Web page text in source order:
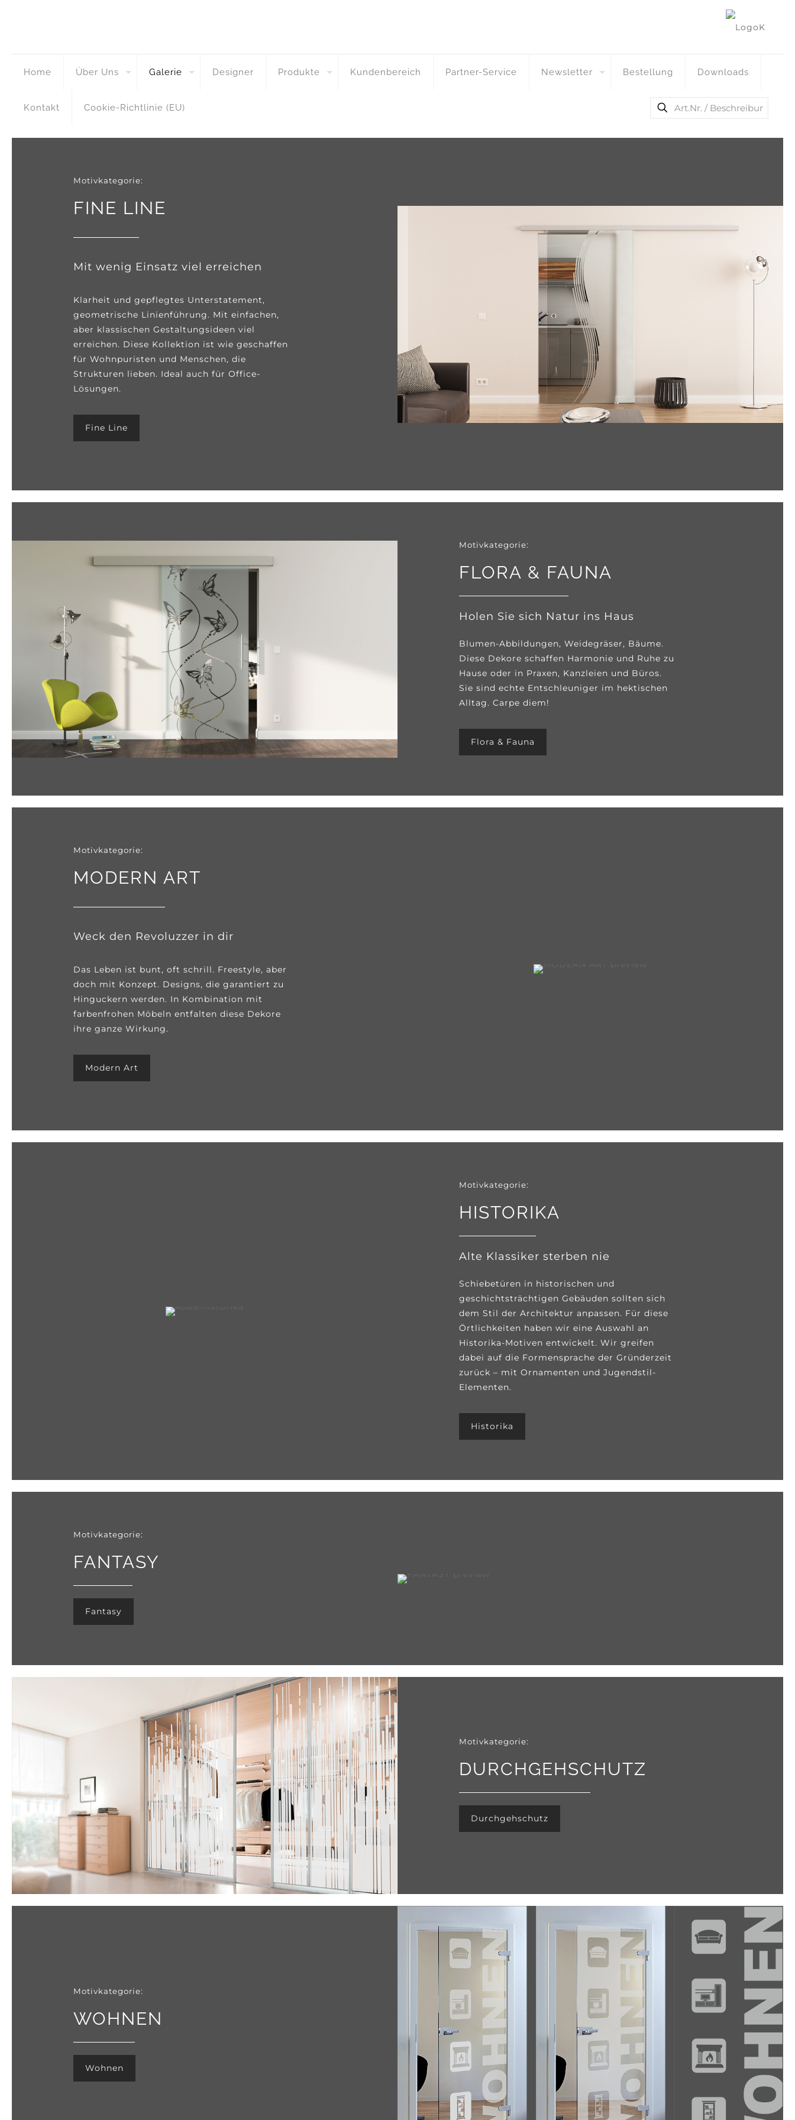
Home Über Uns Galerie Designer Produkte Kundenbereich Partner-Service Newsletter Bestellung Downloads
Kontakt Cookie-Richtlinie (EU)
Motivkategorie:
FINE LINE
Mit wenig Einsatz viel erreichen
Klarheit und gepflegtes Unterstatement,
geometrische Linienführung. Mit einfachen,
aber klassischen Gestaltungsideen viel
erreichen. Diese Kollektion ist wie geschaffen
für Wohnpuristen und Menschen, die
Strukturen lieben. Ideal auch für Office-
Lösungen.
Fine Line
Motivkategorie:
FLORA & FAUNA
Holen Sie sich Natur ins Haus
Blumen-Abbildungen, Weidegräser, Bäume.
Diese Dekore schaffen Harmonie und Ruhe zu
Hause oder in Praxen, Kanzleien und Büros.
Sie sind echte Entschleuniger im hektischen
Alltag. Carpe diem!
Flora & Fauna
Motivkategorie:
MODERN ART
Weck den Revoluzzer in dir
Das Leben ist bunt, oft schrill. Freestyle, aber
doch mit Konzept. Designs, die garantiert zu
Hinguckern werden. In Kombination mit
farbenfrohen Möbeln entfalten diese Dekore
ihre ganze Wirkung.
Modern Art
Motivkategorie:
HISTORIKA
Alte Klassiker sterben nie
Schiebetüren in historischen und
geschichtsträchtigen Gebäuden sollten sich
dem Stil der Architektur anpassen. Für diese
Örtlichkeiten haben wir eine Auswahl an
Historika-Motiven entwickelt. Wir greifen
dabei auf die Formensprache der Gründerzeit
zurück – mit Ornamenten und Jugendstil-
Elementen.
Historika
Motivkategorie:
FANTASY
Fantasy
Motivkategorie:
DURCHGEHSCHUTZ
Durchgehschutz
Motivkategorie:
WOHNEN
Wohnen